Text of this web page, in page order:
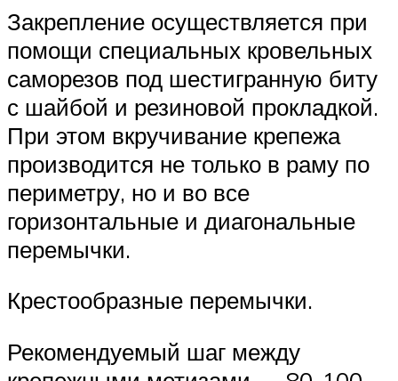
Закрепление осуществляется при
помощи специальных кровельных
саморезов под шестигранную биту
с шайбой и резиновой прокладкой.
При этом вкручивание крепежа
производится не только в раму по
периметру, но и во все
горизонтальные и диагональные
перемычки.
Крестообразные перемычки.
Рекомендуемый шаг между